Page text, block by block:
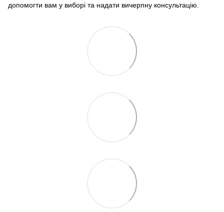
допомогти вам у виборі та надати вичерпну консультацію.